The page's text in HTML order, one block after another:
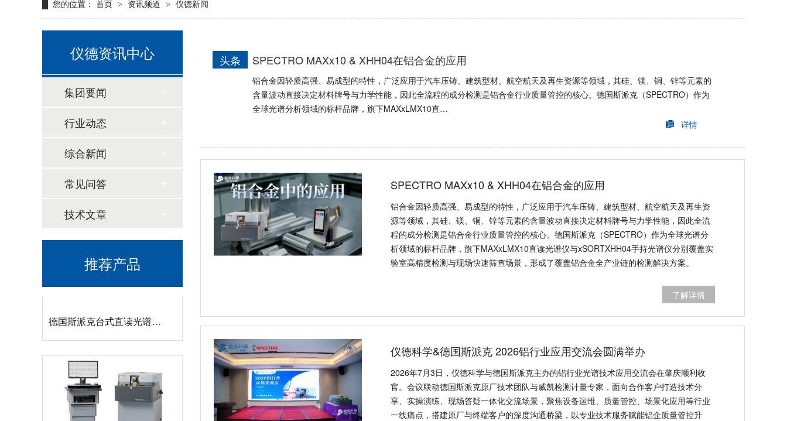
您的位置： 首页 > 资讯频道 > 仪德新闻
SPECTRO MAXx10 & XHH04在铝合金的应用
头条
铝合金因轻质高强、易成型的特性，广泛应用于汽车压铸、建筑型材、航空航天及再生资源等领域，其硅、镁、铜、锌等元素的
含量波动直接决定材料牌号与力学性能，因此全流程的成分检测是铝合金行业质量管控的核心。德国斯派克（SPECTRO）作为
全球光谱分析领域的标杆品牌，旗下MAXxLMX10直…
详情
SPECTRO MAXx10 & XHH04在铝合金的应用
铝合金因轻质高强、易成型的特性，广泛应用于汽车压铸、建筑型材、航空航天及再生资
源等领域，其硅、镁、铜、锌等元素的含量波动直接决定材料牌号与力学性能，因此全流
程的成分检测是铝合金行业质量管控的核心。德国斯派克（SPECTRO）作为全球光谱分
析领域的标杆品牌，旗下MAXxLMX10直读光谱仪与xSORTXHH04手持光谱仪分别覆盖实
验室高精度检测与现场快速筛查场景，形成了覆盖铝合金全产业链的检测解决方案。
了解详情
仪德科学&德国斯派克 2026铝行业应用交流会圆满举办
2026年7月3日，仪德科学与德国斯派克主办的铝行业光谱技术应用交流会在肇庆顺利收
官。会议联动德国斯派克原厂技术团队与威凯检测计量专家，面向合作客户打造技术分
享、实操演练、现场答疑一体化交流场景，聚焦设备运维、质量管控、场景化应用等行业
一线痛点，搭建原厂与终端客户的深度沟通桥梁，以专业技术服务赋能铝企质量管控升
仪德资讯中心
集团要闻
行业动态
综合新闻
常见问答
技术文章
推荐产品